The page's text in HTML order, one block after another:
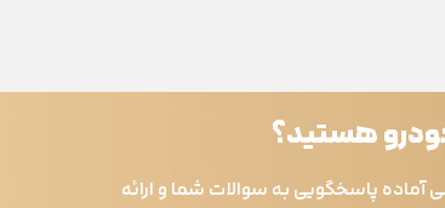
هستید؟
آماده پاسخگویی به سوالات شما و ارائه